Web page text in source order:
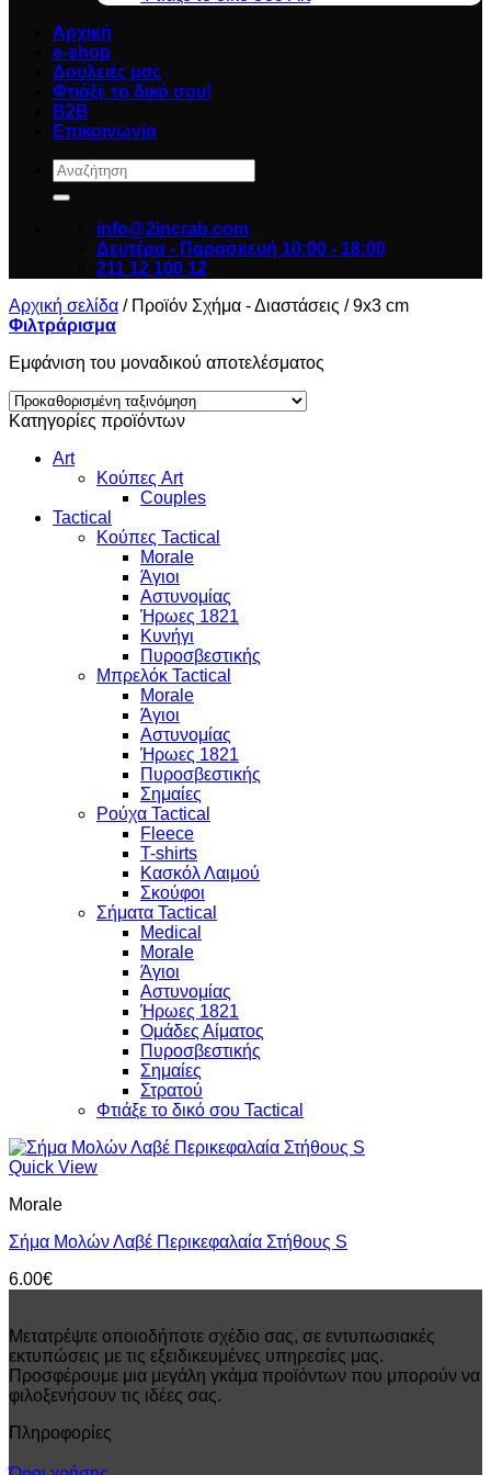
Αρχική
e-shop
Δουλειές μας
Φτιάξε το δικό σου!
B2B
Επικοινωνία
Αναζήτηση
για:
info@2incrab.com
Δευτέρα - Παρασκευή 10:00 - 18:00
211 12 100 12
Αρχική σελίδα /Προϊόν Σχήμα - Διαστάσεις /9x3 cm
Φιλτράρισμα
Εμφάνιση του μοναδικού αποτελέσματος
Κατηγορίες προϊόντων
Art
Κούπες Art
Couples
Tactical
Κούπες Tactical
Morale
Άγιοι
Αστυνομίας
Ήρωες 1821
Κυνήγι
Πυροσβεστικής
Μπρελόκ Tactical
Morale
Άγιοι
Αστυνομίας
Ήρωες 1821
Πυροσβεστικής
Σημαίες
Ρούχα Tactical
Fleece
T-shirts
Κασκόλ Λαιμού
Σκούφοι
Σήματα Tactical
Medical
Morale
Άγιοι
Αστυνομίας
Ήρωες 1821
Ομάδες Αίματος
Πυροσβεστικής
Σημαίες
Στρατού
Φτιάξε το δικό σου Tactical
Quick View
Morale
Σήμα Μολών Λαβέ Περικεφαλαία Στήθους S
6.00€
Μετατρέψτε οποιοδήποτε σχέδιο σας, σε εντυπωσιακές
εκτυπώσεις με τις εξειδικευμένες υπηρεσίες μας.
Προσφέρουμε μια μεγάλη γκάμα προϊόντων που μπορούν να
φιλοξενήσουν τις ιδέες σας.
Πληροφορίες